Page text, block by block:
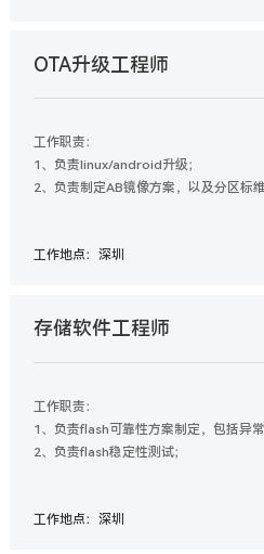
OTA升级工程师
工作职责：
1、负责linux/android升级；
2、负责制定AB镜像方案，以及分区标维
工作地点：深圳
存储软件工程师
工作职责：
1、负责flash可靠性方案制定，包括异
2、负责flash稳定性测试；
工作地点：深圳